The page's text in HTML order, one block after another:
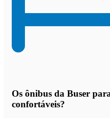
Os ônibus da Buser
confortáveis?